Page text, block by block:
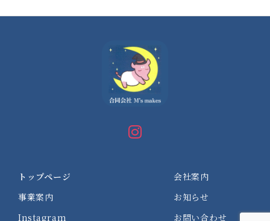
トップページ
会社案内
事業案内
お知らせ
Instagram
お問い合わせ